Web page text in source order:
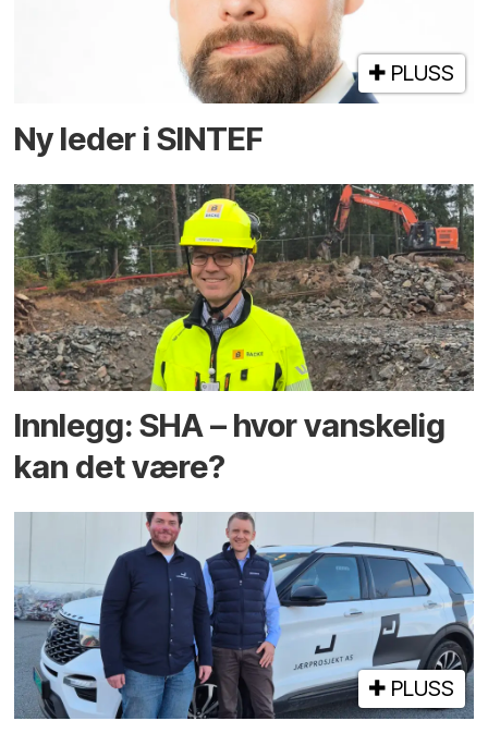
PLUSS
Ny leder i SINTEF
Innlegg: SHA – hvor vanskelig
kan det være?
PLUSS